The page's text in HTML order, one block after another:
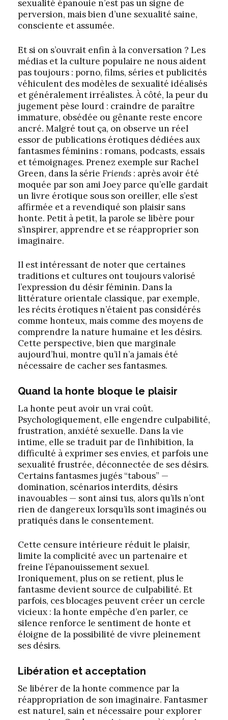
sexualité épanouie n’est pas un signe de
perversion, mais bien d’une sexualité saine,
consciente et assumée.
Et si on s’ouvrait enfin à la conversation ? Les
médias et la culture populaire ne nous aident
pas toujours : porno, films, séries et publicités
véhiculent des modèles de sexualité idéalisés
et généralement irréalistes. À côté, la peur du
jugement pèse lourd : craindre de paraître
immature, obsédée ou gênante reste encore
ancré. Malgré tout ça, on observe un réel
essor de publications érotiques dédiées aux
fantasmes féminins : romans, podcasts, essais
et témoignages. Prenez exemple sur Rachel
Green, dans la série Friends : après avoir été
moquée par son ami Joey parce qu’elle gardait
un livre érotique sous son oreiller, elle s’est
affirmée et a revendiqué son plaisir sans
honte. Petit à petit, la parole se libère pour
s’inspirer, apprendre et se réapproprier son
imaginaire.
Il est intéressant de noter que certaines
traditions et cultures ont toujours valorisé
l’expression du désir féminin. Dans la
littérature orientale classique, par exemple,
les récits érotiques n’étaient pas considérés
comme honteux, mais comme des moyens de
comprendre la nature humaine et les désirs.
Cette perspective, bien que marginale
aujourd’hui, montre qu’il n’a jamais été
nécessaire de cacher ses fantasmes.
Quand la honte bloque le plaisir
La honte peut avoir un vrai coût.
Psychologiquement, elle engendre culpabilité,
frustration, anxiété sexuelle. Dans la vie
intime, elle se traduit par de l’inhibition, la
difficulté à exprimer ses envies, et parfois une
sexualité frustrée, déconnectée de ses désirs.
Certains fantasmes jugés “tabous” —
domination, scénarios interdits, désirs
inavouables — sont ainsi tus, alors qu’ils n’ont
rien de dangereux lorsqu’ils sont imaginés ou
pratiqués dans le consentement.
Cette censure intérieure réduit le plaisir,
limite la complicité avec un partenaire et
freine l’épanouissement sexuel.
Ironiquement, plus on se retient, plus le
fantasme devient source de culpabilité. Et
parfois, ces blocages peuvent créer un cercle
vicieux : la honte empêche d’en parler, ce
silence renforce le sentiment de honte et
éloigne de la possibilité de vivre pleinement
ses désirs.
Libération et acceptation
Se libérer de la honte commence par la
réappropriation de son imaginaire. Fantasmer
est naturel, sain et nécessaire pour explorer